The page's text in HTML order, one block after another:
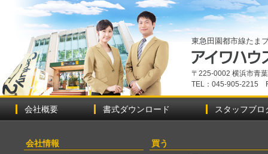
東急田園都市線たま
〒225-0002 横浜市青
TEL：045-905-2215
会社概要 書式ダウンロード スタッフブロ
会社情報 買う